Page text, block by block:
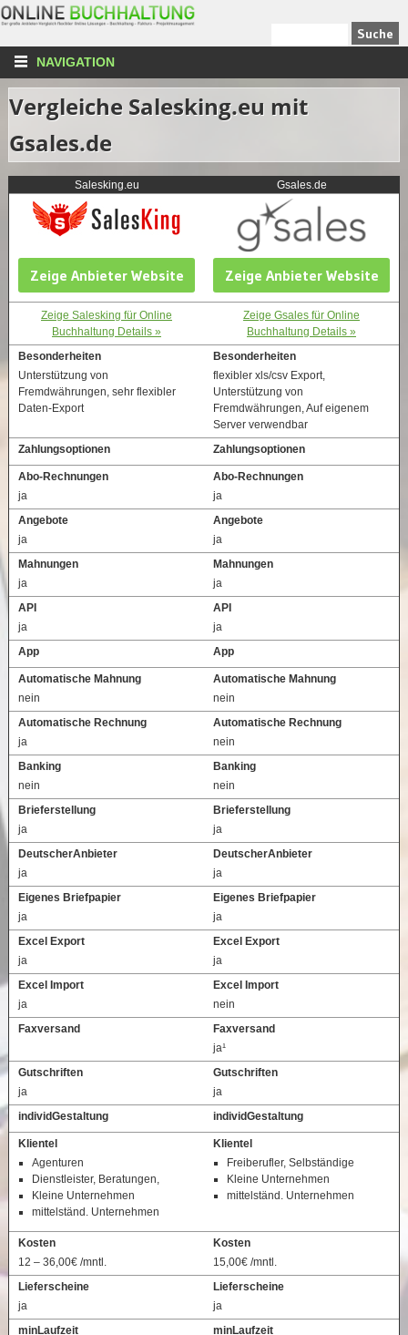
NAVIGATION
Vergleiche Salesking.eu mit
Gsales.de
Salesking.eu Gsales.de
Zeige Anbieter Website Zeige Anbieter Website
Zeige Salesking für Online
Buchhaltung Details »
Zeige Gsales für Online
Buchhaltung Details »
Besonderheiten
Unterstützung von
Fremdwährungen, sehr flexibler
Daten-Export
Besonderheiten
flexibler xls/csv Export,
Unterstützung von
Fremdwährungen, Auf eigenem
Server verwendbar
Zahlungsoptionen
Zahlungsoptionen
Abo-Rechnungen
ja
Abo-Rechnungen
ja
Angebote
ja
Angebote
ja
Mahnungen
ja
Mahnungen
ja
API
ja
API
ja
App
App
Automatische Mahnung
nein
Automatische Mahnung
nein
Automatische Rechnung
ja
Automatische Rechnung
nein
Banking
nein
Banking
nein
Brieferstellung
ja
Brieferstellung
ja
DeutscherAnbieter
ja
DeutscherAnbieter
ja
Eigenes Briefpapier
ja
Eigenes Briefpapier
ja
Excel Export
ja
Excel Export
ja
Excel Import
ja
Excel Import
nein
Faxversand
Faxversand
ja¹
Gutschriften
ja
Gutschriften
ja
individGestaltung
individGestaltung
Klientel
Agenturen
Dienstleister, Beratungen,
Kleine Unternehmen
mittelständ. Unternehmen
Klientel
Freiberufler, Selbständige
Kleine Unternehmen
mittelständ. Unternehmen
Kosten
12 – 36,00€ /mntl.
Kosten
15,00€ /mntl.
Lieferscheine
ja
Lieferscheine
ja
minLaufzeit
minLaufzeit